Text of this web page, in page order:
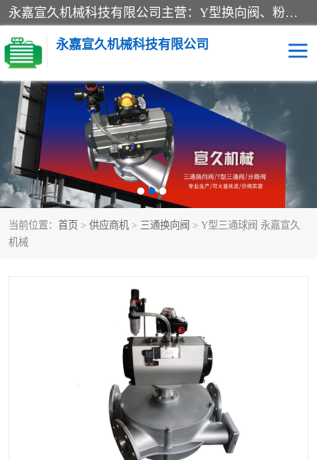
永嘉宣久机械科技有限公司主营：Y型换向阀、粉体换向阀、板式换向阀、三通换向阀、三通换向器、三通分路阀、管路换向阀等产品及服务。
永嘉宣久机械科技有限公司
当前位置： 首页 > 供应商机 > 三通换向阀 > Y型三通球阀 永嘉宣久
机械
换向阀 Y型换向阀
板式换向阀 粉料换向阀
粉体换向阀 管道换向阀
管路换向阀 三通换向阀
不锈钢三通阀
翻板转向阀
Y型球阀
气动球阀